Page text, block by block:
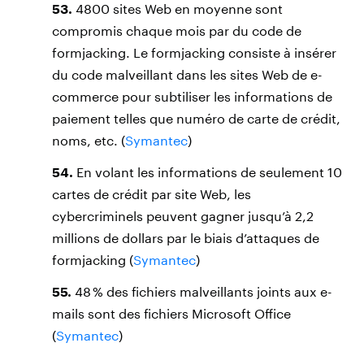
53. 4800 sites Web en moyenne sont
compromis chaque mois par du code de
formjacking. Le formjacking consiste à insérer
du code malveillant dans les sites Web de e-
commerce pour subtiliser les informations de
paiement telles que numéro de carte de crédit,
noms, etc. (Symantec)
54. En volant les informations de seulement 10
cartes de crédit par site Web, les
cybercriminels peuvent gagner jusqu’à 2,2
millions de dollars par le biais d’attaques de
formjacking (Symantec)
55. 48 % des fichiers malveillants joints aux e-
mails sont des fichiers Microsoft Office
(Symantec)